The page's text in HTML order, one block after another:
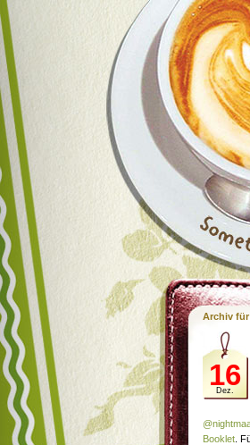
Archiv für
16
Dez.
Booklet .